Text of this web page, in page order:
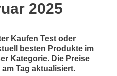
2025
Kaufen Test oder
besten Produkte im
Kategorie. Die Preise
Tag aktualisiert.